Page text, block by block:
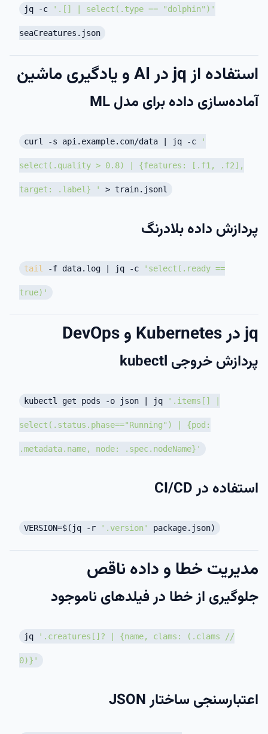
jq -c '.[] | select(.type == "dolphin")'
seaCreatures.json
استفاده از jq در AI و یادگیری ماشین
آماده‌سازی داده برای مدل ML
curl -s api.example.com/data | jq -c '
select(.quality > 0.8) | {features: [.f1, .f2],
target: .label} ' > train.jsonl
پردازش داده بلادرنگ
tail -f data.log | jq -c 'select(.ready ==
true)'
jq در Kubernetes و DevOps
پردازش خروجی kubectl
kubectl get pods -o json | jq '.items[] |
select(.status.phase=="Running") | {pod:
.metadata.name, node: .spec.nodeName}'
استفاده در CI/CD
VERSION=$(jq -r '.version' package.json)
مدیریت خطا و داده ناقص
جلوگیری از خطا در فیلدهای ناموجود
jq '.creatures[]? | {name, clams: (.clams //
0)}'
اعتبارسنجی ساختار JSON